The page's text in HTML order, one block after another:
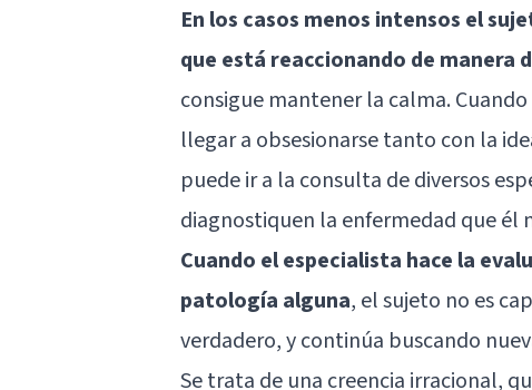
En los casos menos intensos el
que está reaccionando de manera
consigue mantener la calma.
llegar a obsesionarse tanto con la
puede ir a la consulta de diversos
diagnostiquen la enfermedad que
Cuando el especialista hace la
patología alguna, el sujeto no es
verdadero, y continúa buscando
Se trata de una creencia irracional,